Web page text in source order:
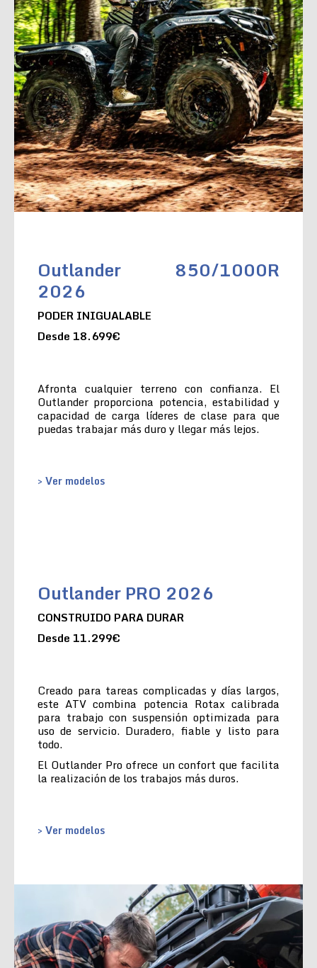
Outlander 850/1000R
2026
PODER INIGUALABLE
Desde 18.699€
Afronta cualquier terreno con confianza. El
Outlander proporciona potencia, estabilidad y
capacidad de carga líderes de clase para que
puedas trabajar más duro y llegar más lejos.
> Ver modelos
Outlander PRO 2026
CONSTRUIDO PARA DURAR
Desde 11.299€
Creado para tareas complicadas y días largos,
este ATV combina potencia Rotax calibrada
para trabajo con suspensión optimizada para
uso de servicio. Duradero, fiable y listo para
todo.
El Outlander Pro ofrece un confort que facilita
la realización de los trabajos más duros.
> Ver modelos